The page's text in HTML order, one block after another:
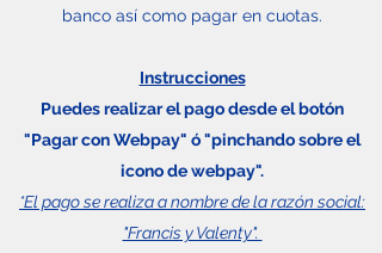
banco así como pagar en cuotas.
Instrucciones
Puedes realizar el pago desde el botón
"Pagar con Webpay" ó "pinchando sobre el
icono de webpay".
*El pago se realiza a nombre de la razón social:
"Francis y Valenty".